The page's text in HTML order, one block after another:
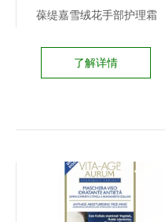
葆缇嘉雪绒花手部护理霜
了解详情